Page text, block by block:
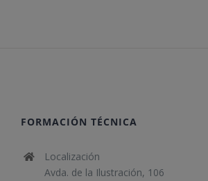
FORMACIÓN TÉCNICA
Localización
Avda. de la Ilustración, 106